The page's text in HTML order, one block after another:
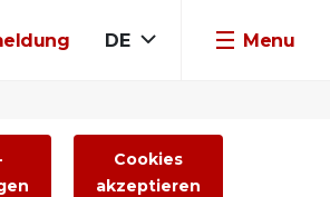
DE Menu
Cookies
akzeptieren